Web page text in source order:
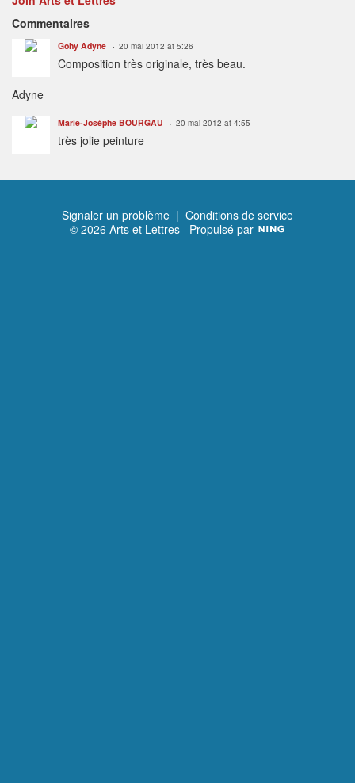
Commentaires
Gohy Adyne 20 mai 2012 at 5:26
Composition très originale, très beau.
Adyne
Marie-Josèphe BOURGAU 20 mai 2012 at 4:55
très jolie peinture
Signaler un problème | Conditions de service
© 2026 Arts et Lettres Propulsé par